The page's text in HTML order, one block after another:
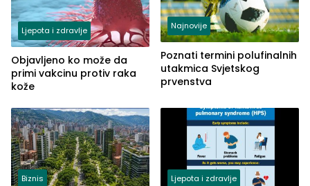
Ljepota i zdravlje
Objavljeno ko može da
primi vakcinu protiv raka
kože
Najnovije
Poznati termini polufinalnih
utakmica Svjetskog
prvenstva
Biznis Ljepota i zdravlje